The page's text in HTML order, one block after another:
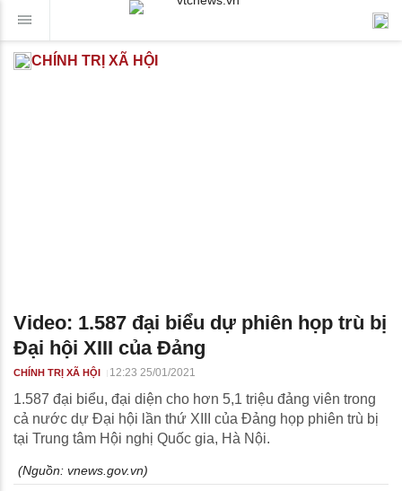
CHÍNH TRỊ XÃ HỘI
Video: 1.587 đại biểu dự phiên họp trù bị
Đại hội XIII của Đảng
CHÍNH TRỊ XÃ HỘI 12:23 25/01/2021
1.587 đại biểu, đại diện cho hơn 5,1 triệu đảng viên trong
cả nước dự Đại hội lần thứ XIII của Đảng họp phiên trù bị
tại Trung tâm Hội nghị Quốc gia, Hà Nội.
(Nguồn: vnews.gov.vn)